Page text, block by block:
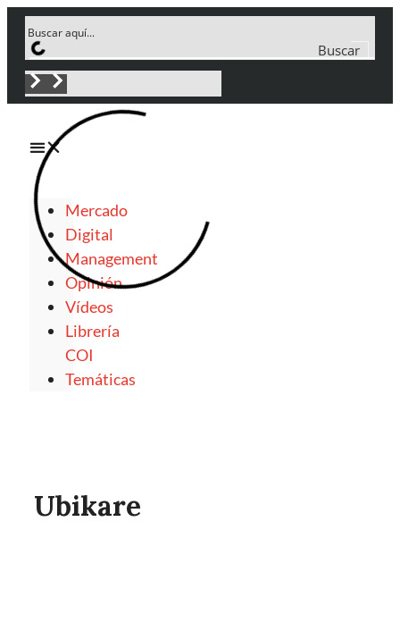
Buscar
Mercado
Digital
Management
Opinión
Vídeos
Librería
COI
Temáticas
Ubikare